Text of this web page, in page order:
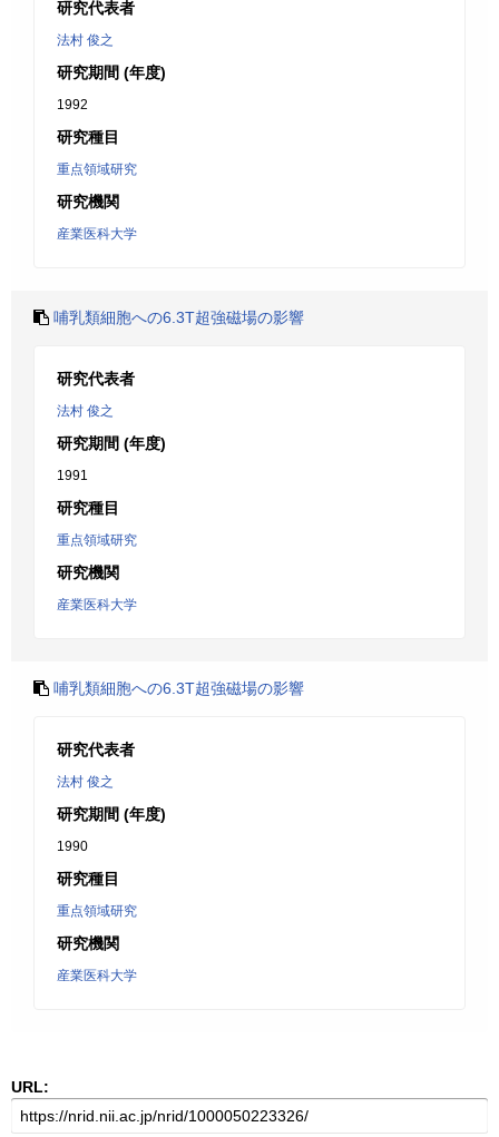
研究代表者
法村 俊之
研究期間 (年度)
1992
研究種目
重点領域研究
研究機関
産業医科大学
哺乳類細胞への6.3T超強磁場の影響
研究代表者
法村 俊之
研究期間 (年度)
1991
研究種目
重点領域研究
研究機関
産業医科大学
哺乳類細胞への6.3T超強磁場の影響
研究代表者
法村 俊之
研究期間 (年度)
1990
研究種目
重点領域研究
研究機関
産業医科大学
URL: